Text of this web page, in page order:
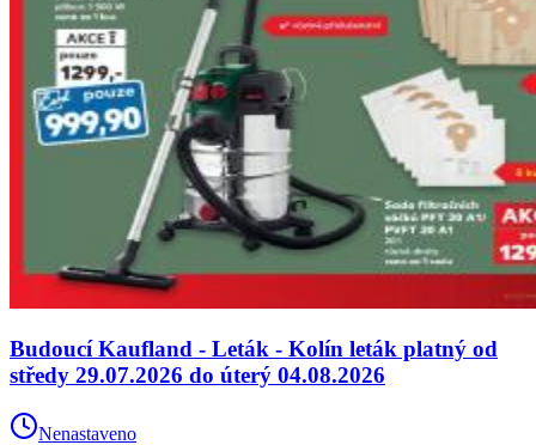
Budoucí Kaufland - Leták - Kolín leták platný od
středy 29.07.2026 do úterý 04.08.2026
Nenastaveno